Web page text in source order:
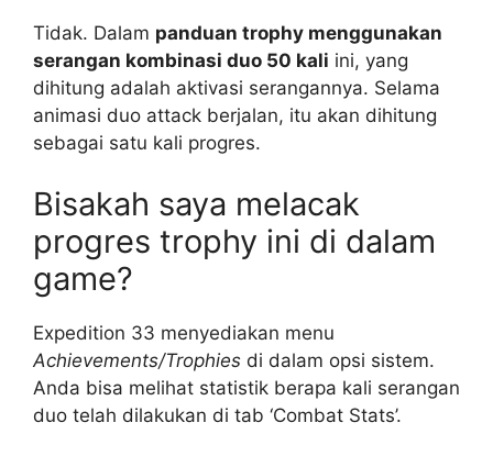
Tidak. Dalam panduan trophy menggunakan
serangan kombinasi duo 50 kali ini, yang
dihitung adalah aktivasi serangannya. Selama
animasi duo attack berjalan, itu akan dihitung
sebagai satu kali progres.
Bisakah saya melacak
progres trophy ini di dalam
game?
Expedition 33 menyediakan menu
Achievements/Trophies di dalam opsi sistem.
Anda bisa melihat statistik berapa kali serangan
duo telah dilakukan di tab ‘Combat Stats’.